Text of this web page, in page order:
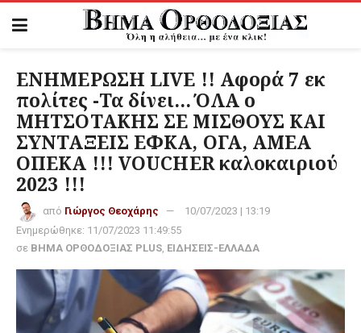
ΕΝΗΜΕΡΩΣΗ LIVE !! Αφορά 7 εκ
πολίτες -Τα δίνει… ΌΛΑ ο
ΜΗΤΣΟΤΑΚΗΣ ΣΕ ΜΙΣΘΟΥΣ ΚΑΙ
ΣΥΝΤΑΞΕΙΣ ΕΦΚΑ, ΟΓΑ, ΑΜΕΑ
ΟΠΕΚΑ !!! VOUCHER καλοκαιριού
2023 !!!
από Γιώργος Θεοχάρης
10/07/2023 | 13:19
Ενημερώθηκε: 11/07/2023 11:49:55
σε ΒΗΜΑ ΟΡΘΟΔΟΞΙΑΣ PLUS, ΕΙΔΗΣΕΙΣ-ΕΛΛΑΔΑ